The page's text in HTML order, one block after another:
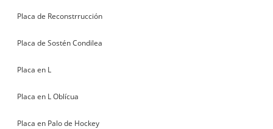
Placa de Reconstrrucción
Placa de Sostén Condilea
Placa en L
Placa en L Oblícua
Placa en Palo de Hockey